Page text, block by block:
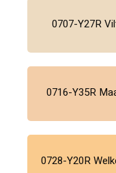
0707-Y27R
0716-Y35R
0728-Y20R